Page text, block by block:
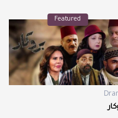
Featured